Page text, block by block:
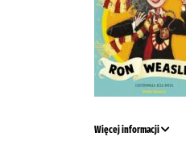
Więcej informacji